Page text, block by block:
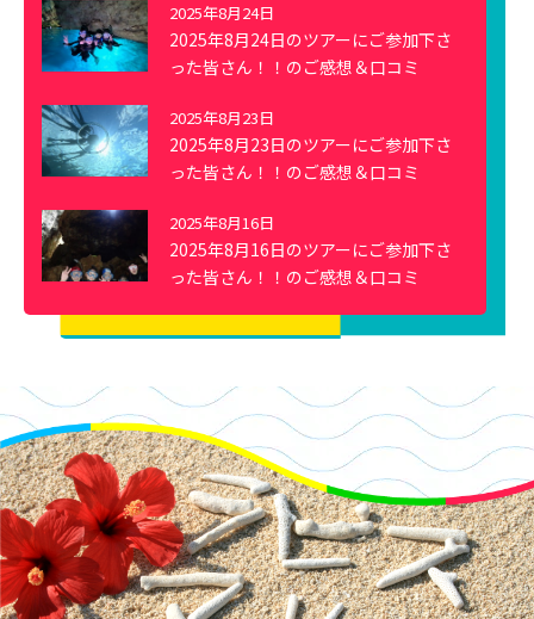
2025年8月24日
2025年8月24日のツアーにご参加下さ
った皆さん！！のご感想＆口コミ
2025年8月23日
2025年8月23日のツアーにご参加下さ
った皆さん！！のご感想＆口コミ
2025年8月16日
2025年8月16日のツアーにご参加下さ
った皆さん！！のご感想＆口コミ